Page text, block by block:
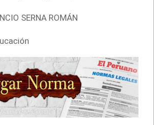
SERNA ROMÁN